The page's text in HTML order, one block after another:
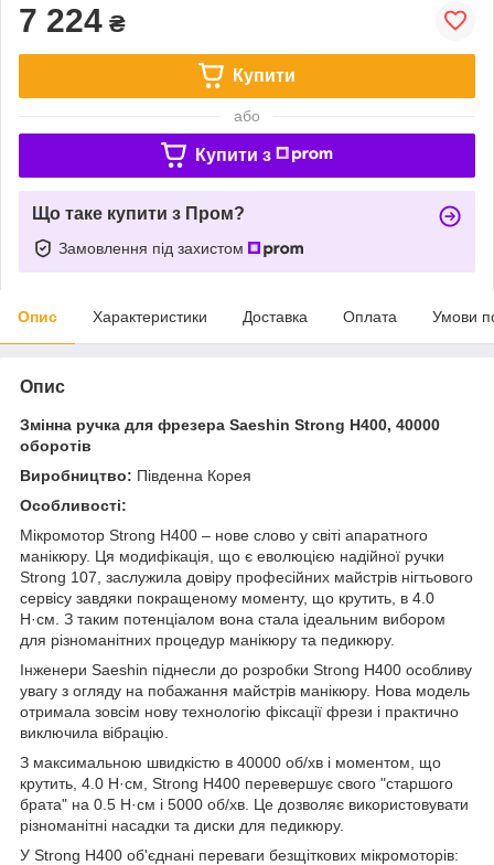
7 224 ₴
Купити
або
Купити з
Що таке купити з Пром?
Замовлення під захистом
Опис Характеристики Доставка Оплата Умови
Опис
Змінна ручка для фрезера Saeshin Strong H400, 40000
оборотів
Виробництво: Південна Корея
Особливості:
Мікромотор Strong H400 – нове слово у світі апаратного
манікюру. Ця модифікація, що є еволюцією надійної ручки
Strong 107, заслужила довіру професійних майстрів нігтьового
сервісу завдяки покращеному моменту, що крутить, в 4.0
Н·см. З таким потенціалом вона стала ідеальним вибором
для різноманітних процедур манікюру та педикюру.
Інженери Saeshin піднесли до розробки Strong H400 особливу
увагу з огляду на побажання майстрів манікюру. Нова модель
отримала зовсім нову технологію фіксації фрези і практично
виключила вібрацію.
З максимальною швидкістю в 40000 об/хв і моментом, що
крутить, 4.0 Н·см, Strong H400 перевершує свого "старшого
брата" на 0.5 Н·см і 5000 об/хв. Це дозволяє використовувати
різноманітні насадки та диски для педикюру.
У Strong H400 об'єднані переваги безщіткових мікромоторів: